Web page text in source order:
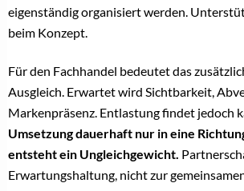
eigenständig organisiert werden.
beim Konzept.
Für den Fachhandel bedeutet das
Ausgleich. Erwartet wird Sichtbarkeit,
Markenpräsenz. Entlastung findet jedoch
Umsetzung dauerhaft nur in eine
entsteht ein Ungleichgewicht.
Erwartungshaltung, nicht zur